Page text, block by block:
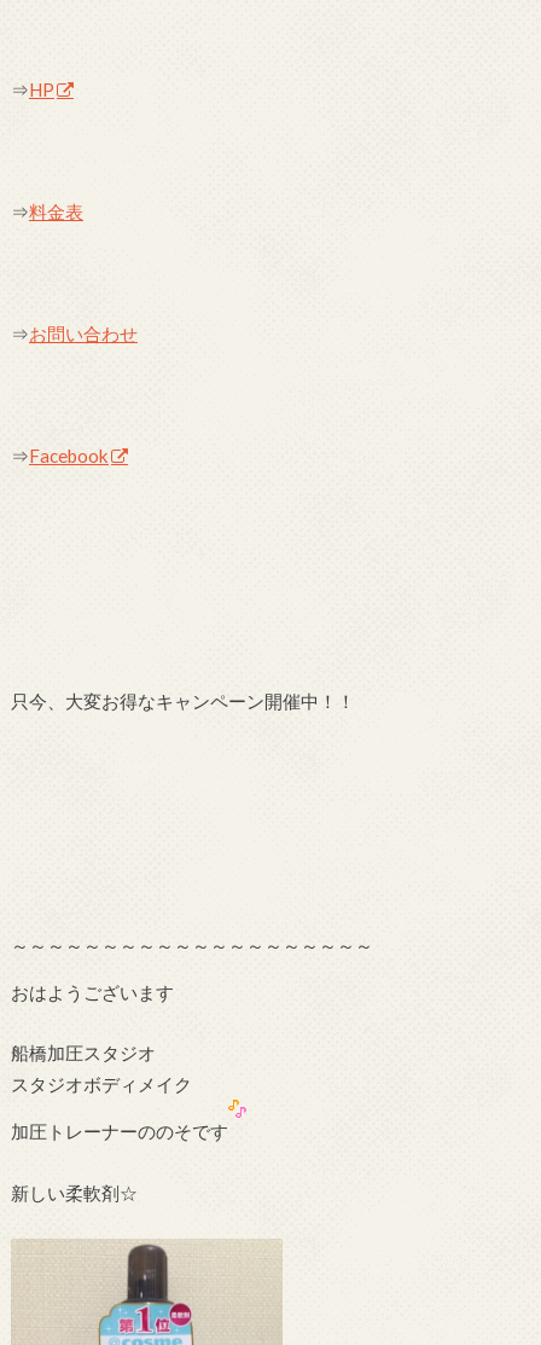
⇒HP
⇒料金表
⇒お問い合わせ
⇒Facebook
只今、大変お得なキャンペーン開催中！！
～～～～～～～～～～～～～～～～～～～～
おはようございます
船橋加圧スタジオ
スタジオボディメイク
加圧トレーナーののそです
新しい柔軟剤☆